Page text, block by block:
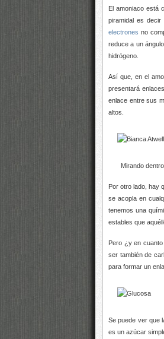
El amoniaco está
piramidal es
electrones no
reduce a un
hidrógeno.
Así que, en el
presentará
enlace entre sus
altos.
Mirando dentro
Por otro lado, hay
se acopla en
tenemos una
estables que
Pero ¿y en
ser también de
para formar un
Se puede ver que
es un azúcar